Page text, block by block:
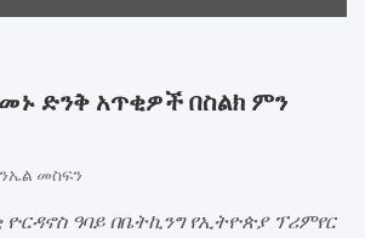
ድንቅ አጥቂዎች በስልክ ምን
መስፍን
ዓባይ በቤትኪንግ የኢትዮጵያ ፕሪምየር